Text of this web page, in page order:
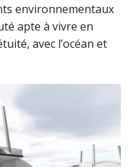
environnementaux
apte à vivre en
avec l’océan et